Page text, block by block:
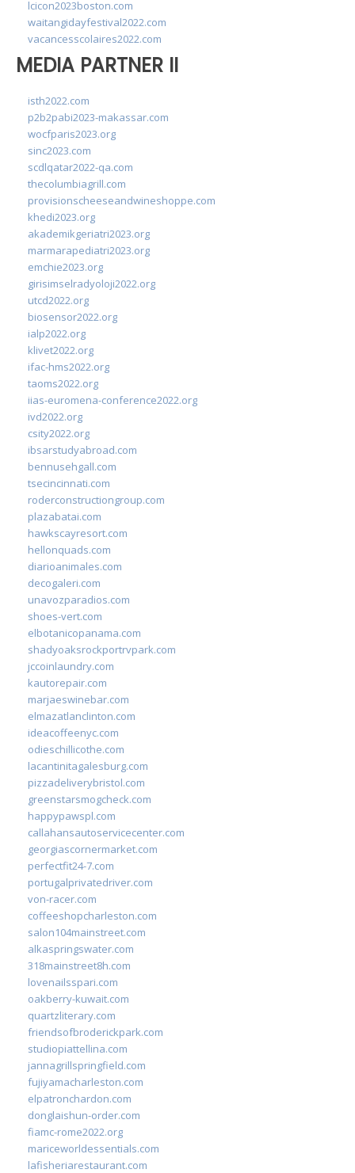
lcicon2023boston.com
waitangidayfestival2022.com
vacancesscolaires2022.com
MEDIA PARTNER II
isth2022.com
p2b2pabi2023-makassar.com
wocfparis2023.org
sinc2023.com
scdlqatar2022-qa.com
thecolumbiagrill.com
provisionscheeseandwineshoppe.com
khedi2023.org
akademikgeriatri2023.org
marmarapediatri2023.org
emchie2023.org
girisimselradyoloji2022.org
utcd2022.org
biosensor2022.org
ialp2022.org
klivet2022.org
ifac-hms2022.org
taoms2022.org
iias-euromena-conference2022.org
ivd2022.org
csity2022.org
ibsarstudyabroad.com
bennusehgall.com
tsecincinnati.com
roderconstructiongroup.com
plazabatai.com
hawkscayresort.com
hellonquads.com
diarioanimales.com
decogaleri.com
unavozparadios.com
shoes-vert.com
elbotanicopanama.com
shadyoaksrockportrvpark.com
jccoinlaundry.com
kautorepair.com
marjaeswinebar.com
elmazatlanclinton.com
ideacoffeenyc.com
odieschillicothe.com
lacantinitagalesburg.com
pizzadeliverybristol.com
greenstarsmogcheck.com
happypawspl.com
callahansautoservicecenter.com
georgiascornermarket.com
perfectfit24-7.com
portugalprivatedriver.com
von-racer.com
coffeeshopcharleston.com
salon104mainstreet.com
alkaspringswater.com
318mainstreet8h.com
lovenailsspari.com
oakberry-kuwait.com
quartzliterary.com
friendsofbroderickpark.com
studiopiattellina.com
jannagrillspringfield.com
fujiyamacharleston.com
elpatronchardon.com
donglaishun-order.com
fiamc-rome2022.org
mariceworldessentials.com
lafisheriarestaurant.com